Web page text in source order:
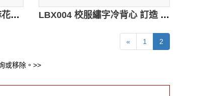
LBX011 訂造學校冷背心 麻花織紋冷背心 冷背心搭配 冷背心公司 LBX004 校服繡字冷背心 訂造 撞色包邊冷背心 套頭冷背心 冷背心批發商
« 1 2
或移除。>>